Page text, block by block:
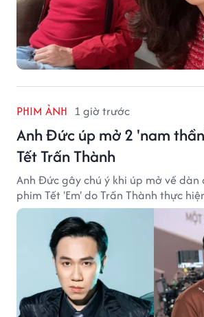
PHIM ẢNH 1 giờ trước
Anh Đức úp mở 2 'nam
Tết Trấn Thành
Anh Đức gây chú ý khi úp mở về dàn
phim Tết 'Em' do Trấn Thành thực